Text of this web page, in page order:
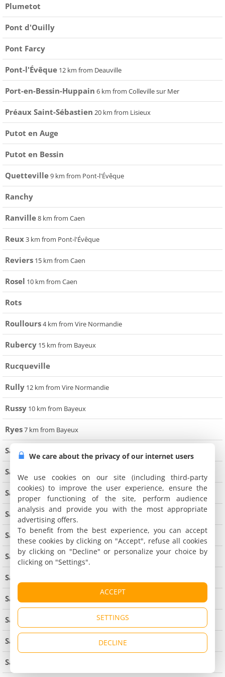
Plumetot
Pont d'Ouilly
Pont Farcy
Pont-l'Évêque 12 km from Deauville
Port-en-Bessin-Huppain 6 km from Colleville sur Mer
Préaux Saint-Sébastien 20 km from Lisieux
Putot en Auge
Putot en Bessin
Quetteville9 km from Pont-l'Évêque
Ranchy
Ranville8 km from Caen
Reux3 km from Pont-l'Évêque
Reviers 15 km from Caen
Rosel 10 km from Caen
Rots
Roullours4 km from Vire Normandie
Rubercy 15 km from Bayeux
Rucqueville
Rully 12 km from Vire Normandie
Russy 10 km from Bayeux
Ryes7 km from Bayeux
Saint-Agnan le Malherbe
Saint-André d'Hébertot
Saint-André sur Orne
Saint-Arnoult
Saint-Aubin d'Arquenay
Saint-Aubin des Bois
Saint-Aubin sur Mer
Saint-Côme de Fresné
Saint-Contest
Saint-Cyr du Ronceray
Saint-Désir
We care about the privacy of our internet users
We use cookies on our site (including third-party
cookies) to improve the user experience, ensure the
proper functioning of the site, perform audience
analysis and provide you with the most appropriate
advertising offers.
To benefit from the best experience, you can accept
these cookies by clicking on "Accept", refuse all cookies
by clicking on "Decline" or personalize your choice by
clicking on "Settings".
ACCEPT
SETTINGS
DECLINE